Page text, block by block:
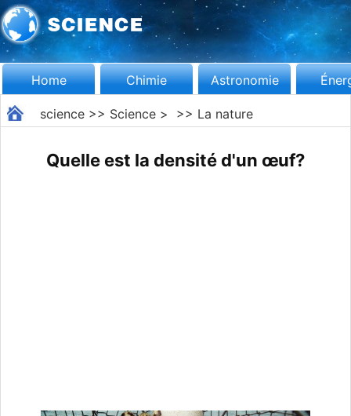
Home Chimie Astronomie
science>> Science> >> La nature
Quelle est la densité d'un œuf?